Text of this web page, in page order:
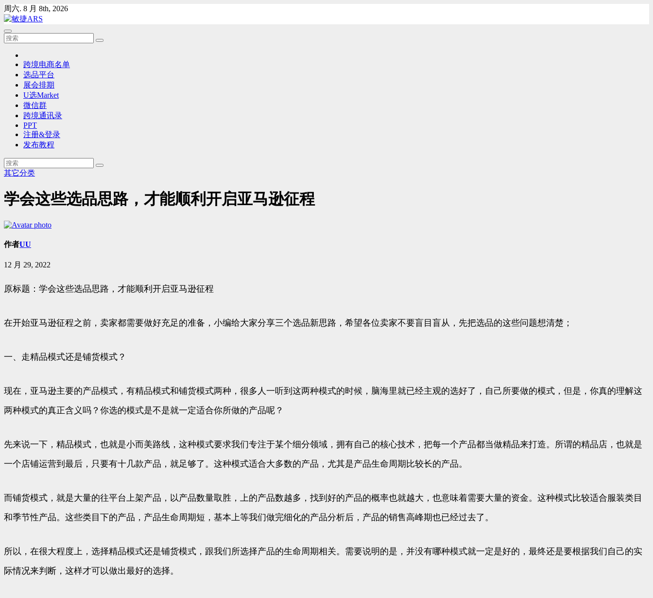
Skip
to
content
周六. 8 月 8th, 2026
跨境电商名单
选品平台
展会排期
U选Market
微信群
跨境通讯录
PPT
注册&登录
发布教程
其它分类
学会这些选品思路，才能顺利开启亚马逊征程
作者UU
12 月 29, 2022
原标题：学会这些选品思路，才能顺利开启亚马逊征程
在开始亚马逊征程之前，卖家都需要做好充足的准备，小编给大家分享三个选品新思路，希望各位卖家不要盲目盲从，先把选品的这些问题想清楚；
一、走精品模式还是铺货模式？
现在，亚马逊主要的产品模式，有精品模式和铺货模式两种，很多人一听到这两种模式的时候，脑海里就已经主观的选好了，自己所要做的模式，但是，你真的理解这
两种模式的真正含义吗？你选的模式是不是就一定适合你所做的产品呢？
先来说一下，精品模式，也就是小而美路线，这种模式要求我们专注于某个细分领域，拥有自己的核心技术，把每一个产品都当做精品来打造。所谓的精品店，也就是
一个店铺运营到最后，只要有十几款产品，就足够了。这种模式适合大多数的产品，尤其是产品生命周期比较长的产品。
而铺货模式，就是大量的往平台上架产品，以产品数量取胜，上的产品数越多，找到好的产品的概率也就越大，也意味着需要大量的资金。这种模式比较适合服装类目
和季节性产品。这些类目下的产品，产品生命周期短，基本上等我们做完细化的产品分析后，产品的销售高峰期也已经过去了。
所以，在很大程度上，选择精品模式还是铺货模式，跟我们所选择产品的生命周期相关。需要说明的是，并没有哪种模式就一定是好的，最终还是要根据我们自己的实
际情况来判断，这样才可以做出最好的选择。